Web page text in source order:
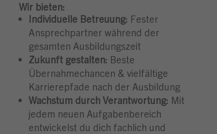
Wir bieten:
Individuelle Betreuung: Fester
Ansprechpartner während der
gesamten Ausbildungszeit
Zukunft gestalten: Beste
Übernahmechancen & vielfältige
Karrierepfade nach der Ausbildung
Wachstum durch Verantwortung: Mit
jedem neuen Aufgabenbereich
entwickelst du dich fachlich und